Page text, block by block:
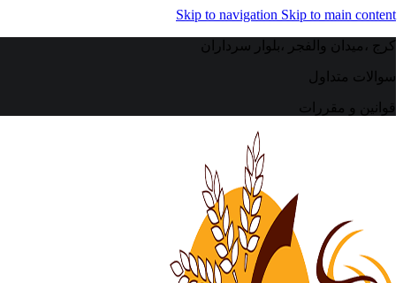
Skip to navigation Skip to main content
کرج ،میدان والفجر ،بلوار سرداران
سوالات متداول
قوانین و مقررات